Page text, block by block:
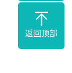
返回顶部